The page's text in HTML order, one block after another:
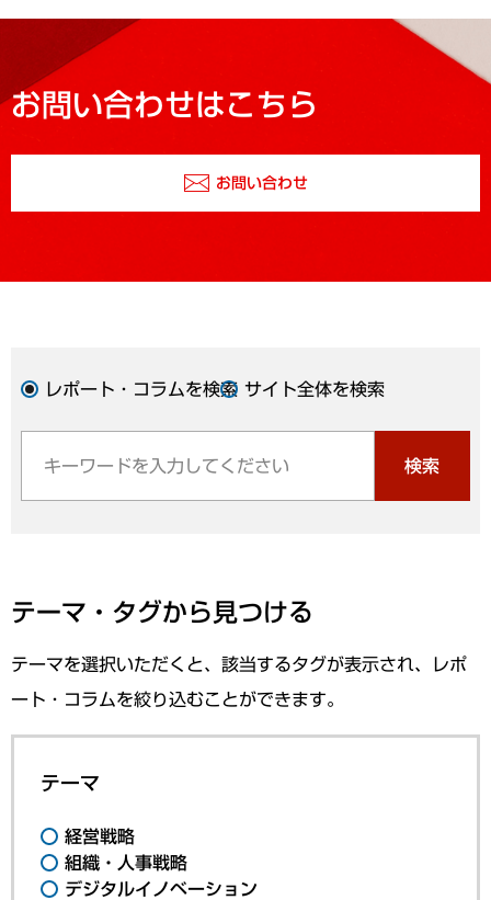
お問い合わせはこちら
お問い合わせ
レポート・コラムを検索 サイト全体を検索
検索
テーマ・タグから見つける
テーマを選択いただくと、該当するタグが表示され、レポ
ート・コラムを絞り込むことができます。
テーマ
経営戦略
組織・人事戦略
デジタルイノベーション